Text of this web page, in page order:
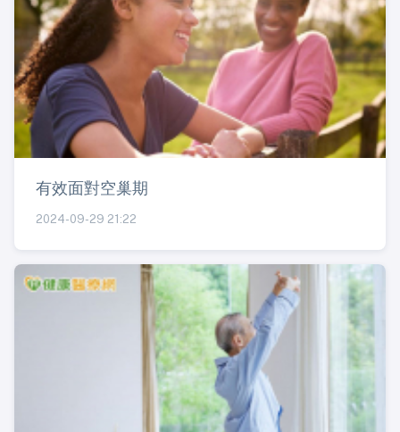
有效面對空巢期
2024-09-29 21:22